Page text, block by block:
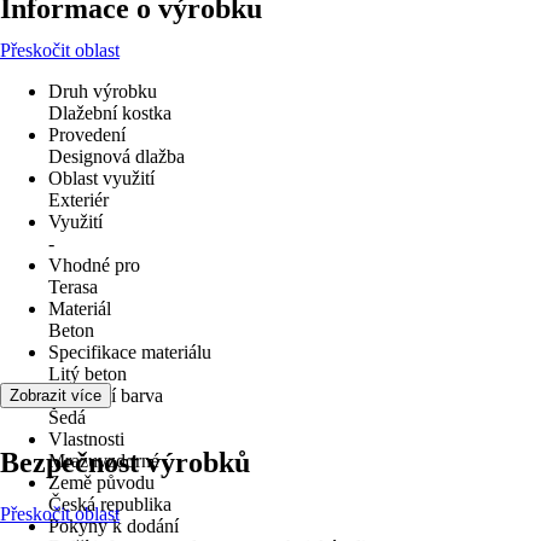
Informace o výrobku
Přeskočit oblast
Druh výrobku
Dlažební kostka
Provedení
Designová dlažba
Oblast využití
Exteriér
Využití
-
Vhodné pro
Terasa
Materiál
Beton
Specifikace materiálu
Litý beton
Základní barva
Šedá
Vlastnosti
Mrazuvzdorné
Země původu
Česká republika
Pokyny k dodání
Zobrazit více
Bezpečnost výrobků
Přeskočit oblast